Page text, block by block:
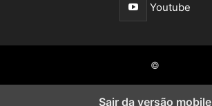
Youtube
©
Sair da versão mobile